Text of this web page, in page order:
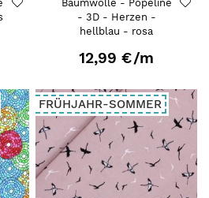
Baumwolle - Popeline
- 3D - Herzen -
hellblau - rosa
12,99 €/m
FRÜHJAHR-SOMMER